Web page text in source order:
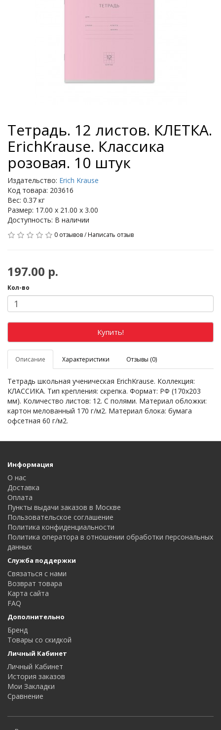
Тетрадь. 12 листов. КЛЕТКА.
ErichKrause. Классика
розовая. 10 штук
Издательство: Erich Krause
Код товара: 203616
Вес: 0.37 кг
Размер: 17.00 x 21.00 x 3.00
Доступность: В наличии
0 отзывов/Написать отзыв
197.00 р.
Кол-во
Купить!
Описание Характеристики Отзывы (0)
Тетрадь школьная ученическая ErichKrause. Коллекция:
КЛАССИКА. Тип крепления: скрепка. Формат: РФ (170х203
мм). Количество листов: 12. С полями. Материал обложки:
картон мелованный 170 г/м2. Материал блока: бумага
офсетная 60 г/м2.
Информация
О нас
Доставка
Оплата
Пункты выдачи заказов в Москве
Пользовательское соглашение
Политика конфиденциальности
Политика оператора в отношении обработки персональных
данных
Служба поддержки
Связаться с нами
Возврат товара
Карта сайта
FAQ
Дополнительно
Бренд
Товары со скидкой
Личный Кабинет
Личный Кабинет
История заказов
Мои Закладки
Сравнение